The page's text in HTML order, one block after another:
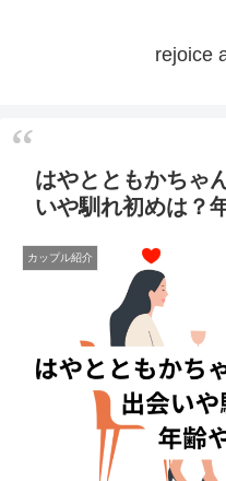
rejoice
はやとともかちゃ
いや馴れ初めは？
カップル紹介